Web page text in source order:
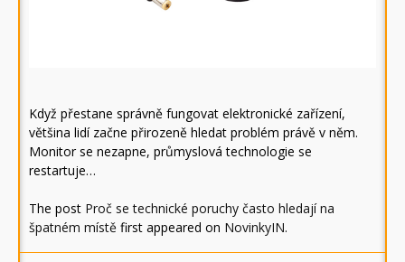
Když přestane správně fungovat elektronické zařízení,
většina lidí začne přirozeně hledat problém právě v něm.
Monitor se nezapne, průmyslová technologie se
restartuje…
The post Proč se technické poruchy často hledají na
špatném místě first appeared on NovinkyIN.